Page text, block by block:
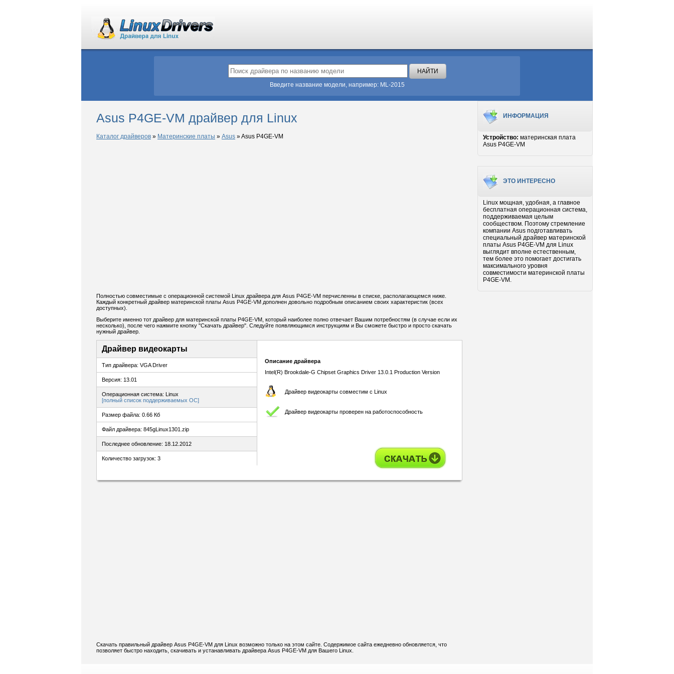
Введите название модели, например: ML-2015
Asus P4GE-VM драйвер для Linux
Каталог драйверов » Материнские платы » Asus »Asus P4GE-VM
Полностью совместимые с операционной системой Linux драйвера для Asus P4GE-VM перчисленны в списке, располагающемся ниже.
Каждый конкретный драйвер материнской платы Asus P4GE-VM дополнен довольно подробным описанием своих характеристик (всех
доступных).
Выберите именно тот драйвер для материнской платы P4GE-VM, который наиболее полно отвечает Вашим потребностям (в случае если их
несколько), после чего нажмите кнопку "Скачать драйвер". Следуйте появляющимся инструкциям и Вы сможете быстро и просто скачать
нужный драйвер.
Драйвер видеокарты
Тип драйвера: VGA Driver
Версия: 13.01
Операционная система: Linux
[полный список поддерживаемых ОС]
Размер файла: 0.66 Кб
Файл драйвера: 845gLinux1301.zip
Последнее обновление: 18.12.2012
Количество загрузок: 3
Описание драйвера
Intel(R) Brookdale-G Chipset Graphics Driver 13.0.1 Production Version
Драйвер видеокарты совместим с Linux
Драйвер видеокарты проверен на работоспособность
Скачать правильный драйвер Asus P4GE-VM для Linux возможно только на этом сайте. Содержимое сайта ежедневно обновляется, что
позволяет быстро находить, скачивать и устанавливать драйвера Asus P4GE-VM для Вашего Linux.
ИНФОРМАЦИЯ
Устройство: материнская плата
Asus P4GE-VM
ЭТО ИНТЕРЕСНО
Linux мощная, удобная, а главное
бесплатная операционная система,
поддерживаемая целым
сообществом. Поэтому стремление
компании Asus подготавливать
специальный драйвер материнской
платы Asus P4GE-VM для Linux
выглядит вполне естественным,
тем более это помогает достигать
максимального уровня
совместимости материнской платы
P4GE-VM.